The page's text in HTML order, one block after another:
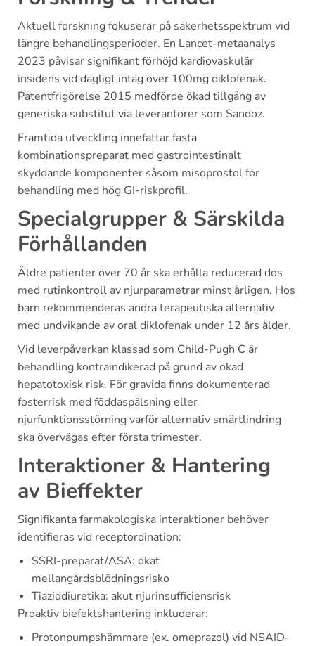
Aktuell forskning fokuserar på säkerhetsspektrum vid
längre behandlingsperioder. En Lancet-metaanalys
2023 påvisar signifikant förhöjd kardiovaskulär
insidens vid dagligt intag över 100mg diklofenak.
Patentfrigörelse 2015 medförde ökad tillgång av
generiska substitut via leverantörer som Sandoz.
Framtida utveckling innefattar fasta
kombinationspreparat med gastrointestinalt
skyddande komponenter såsom misoprostol för
behandling med hög GI-riskprofil.
Specialgrupper & Särskilda
Förhållanden
Äldre patienter över 70 år ska erhålla reducerad dos
med rutinkontroll av njurparametrar minst årligen. Hos
barn rekommenderas andra terapeutiska alternativ
med undvikande av oral diklofenak under 12 års ålder.
Vid leverpåverkan klassad som Child-Pugh C är
behandling kontraindikerad på grund av ökad
hepatotoxisk risk. För gravida finns dokumenterad
fosterrisk med föddaspälsning eller
njurfunktionsstörning varför alternativ smärtlindring
ska övervägas efter första trimester.
Interaktioner & Hantering
av Bieffekter
Signifikanta farmakologiska interaktioner behöver
identifieras vid receptordination:
SSRI-preparat/ASA: ökat
mellangårdsblödningsrisko
Tiaziddiuretika: akut njurinsufficiensrisk
Proaktiv biefektshantering inkluderar:
Protonpumpshämmare (ex. omeprazol) vid NSAID-